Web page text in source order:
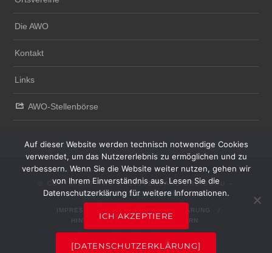
Die AWO
Kontakt
Links
AWO-Stellenbörse
© COPYRIGHT AWO KREISVERBAND BREISGAU –
HOCHSCHWARZWALD UND EMMENDINGEN E.V.
IMPRESSUM
DATENSCHUTZERKLÄRUNG
HINWEISGEBERSYSTEM
INTERN
Auf dieser Website werden technisch notwendige Cookies
verwendet, um das Nutzererlebnis zu ermöglichen und zu
verbessern. Wenn Sie die Website weiter nutzen, gehen wir
von Ihrem Einverständnis aus. Lesen Sie die
Datenschutzerklärung für weitere Informationen.
ICH AKZEPTIERE
[DATENSCHUTZERKLÄRUNG]